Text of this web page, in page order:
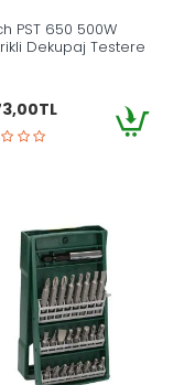
PST 650 500W
Dekupaj Testere